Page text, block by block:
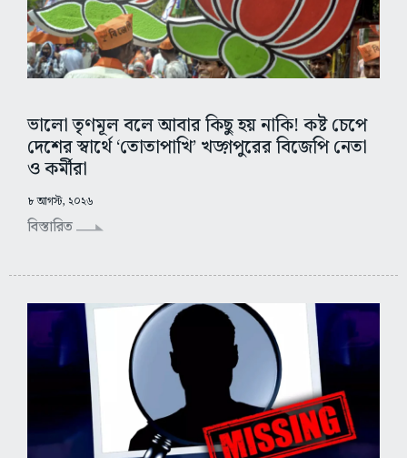
ভালো তৃণমূল বলে আবার কিছু হয় নাকি! কষ্ট চেপে
দেশের স্বার্থে ‘তোতাপাখি’ খড়্গপুরের বিজেপি নেতা
ও কর্মীরা
৮ আগস্ট, ২০২৬
বিস্তারিত